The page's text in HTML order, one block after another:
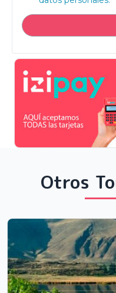
Otros